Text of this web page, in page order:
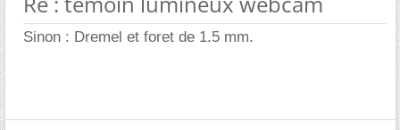
Sinon : Dremel et foret de 1.5 mm.